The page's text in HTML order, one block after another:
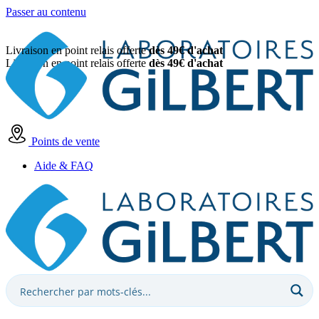
Passer au contenu
Livraison en point relais offertedès 49€ d'achat
Livraison en point relais offertedès 49€ d'achat
Points de vente
Aide & FAQ